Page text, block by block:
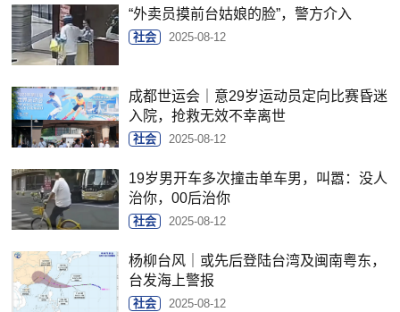
“外卖员摸前台姑娘的脸”，警方介入
社会 2025-08-12
成都世运会｜意29岁运动员定向比赛昏迷
入院，抢救无效不幸离世
社会 2025-08-12
19岁男开车多次撞击单车男，叫嚣：没人
治你，00后治你
社会 2025-08-12
杨柳台风｜或先后登陆台湾及闽南粤东，
台发海上警报
社会 2025-08-12